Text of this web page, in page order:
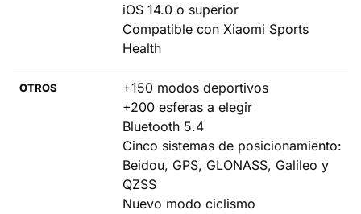
iOS 14.0 o superior
Compatible con Xiaomi Sports
Health
OTROS
+150 modos deportivos
+200 esferas a elegir
Bluetooth 5.4
Cinco sistemas de posicionamiento:
Beidou, GPS, GLONASS, Galileo y
QZSS
Nuevo modo ciclismo